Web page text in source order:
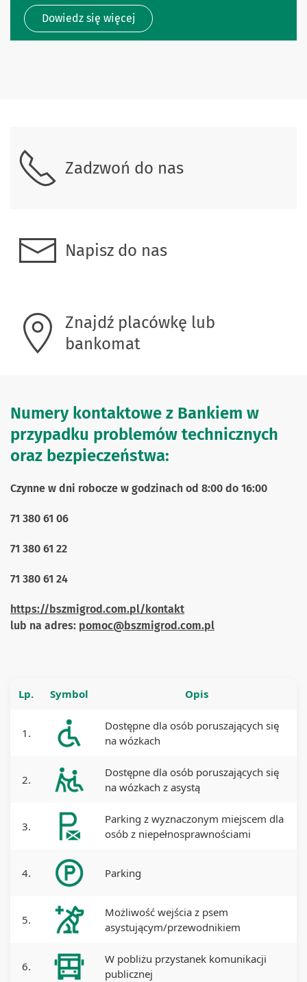
Dowiedz się więcej
Zadzwoń do nas
Napisz do nas
Znajdź placówkę lub
bankomat
Numery kontaktowe z Bankiem w
przypadku problemów technicznych
oraz bezpieczeństwa:
Czynne w dni robocze w godzinach od 8:00 do 16:00
71 380 61 06
71 380 61 22
71 380 61 24
https://bszmigrod.com.pl/kontakt
lub na adres: pomoc@bszmigrod.com.pl
Lp. Symbol Opis
1.
Dostępne dla osób poruszających się
na wózkach
2.
Dostępne dla osób poruszających się
na wózkach z asystą
3.
Parking z wyznaczonym miejscem dla
osób z niepełnosprawnościami
4. Parking
5.
Możliwość wejścia z psem
asystującym/przewodnikiem
6.
W pobliżu przystanek komunikacji
publicznej